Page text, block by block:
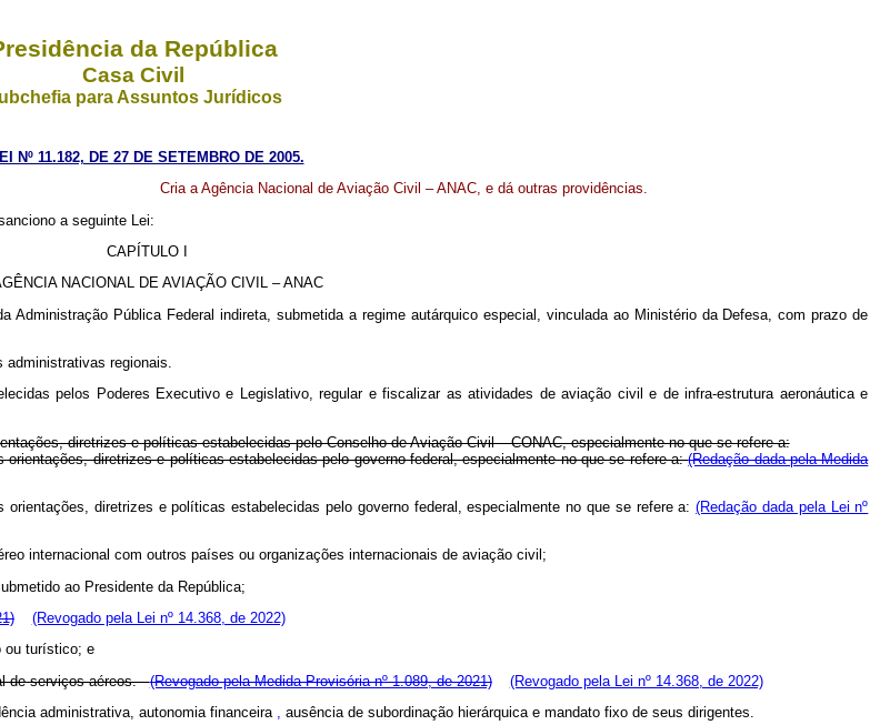
da República
Casa Civil
para Assuntos Jurídicos
Nº 11.182, DE 27 DE SETEMBRO DE 2005.
Cria a Agência Nacional de Aviação Civil – ANAC, e dá outras providências.
a seguinte Lei:
CAPÍTULO I
NACIONAL DE AVIAÇÃO CIVIL – ANAC
Pública Federal indireta, submetida a regime autárquico especial, vinculada ao Ministério da Defesa, com prazo de
regionais.
pelos Poderes Executivo e Legislativo, regular e fiscalizar as atividades de aviação civil e de infra-estrutura aeronáutica e
diretrizes e políticas estabelecidas pelo Conselho de Aviação Civil – CONAC, especialmente no que se refere a:
diretrizes e políticas estabelecidas pelo governo federal, especialmente no que se refere a:(Redação dada pela Medida
diretrizes e políticas estabelecidas pelo governo federal, especialmente no que se refere a:(Redação dada pela Lei nº
internacional com outros países ou organizações internacionais de aviação civil;
ao Presidente da República;
(Revogado pela Lei nº 14.368, de 2022)
ou turístico; e
de serviços aéreos.(Revogado pela Medida Provisória nº 1.089, de 2021)
(Revogado pela Lei nº 14.368, de 2022)
administrativa, autonomia financeira
ausência de subordinação hierárquica e mandato fixo de seus dirigentes.